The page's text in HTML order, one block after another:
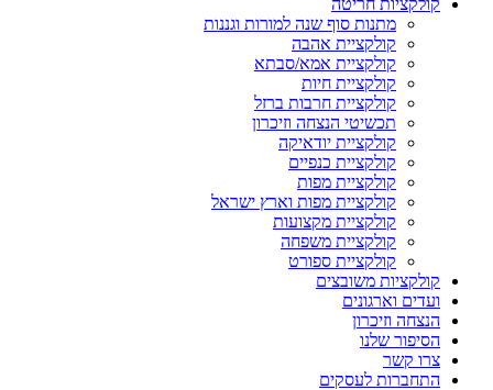
מתנות סוף שנה למורות וגננות
קולקציית אהבה
קולקציית אמא/סבתא
קולקציית חיות
קולקציית חרבות ברזל
תכשיטי הנצחה וזיכרון
קולקציית יודאיקה
קולקציית כנפיים
קולקציית מפות
קולקציית מפות וארץ ישראל
קולקציית מקצועות
קולקציית משפחה
קולקציית ספורט
קולקציות משובצים
ועדים וארגונים
הנצחה וזיכרון
הסיפור שלנו
צרו קשר
התחברות לעסקים